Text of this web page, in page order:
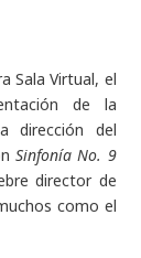
Sala Virtual, el
de la
dirección del
Sinfonía No. 9
director de
como el